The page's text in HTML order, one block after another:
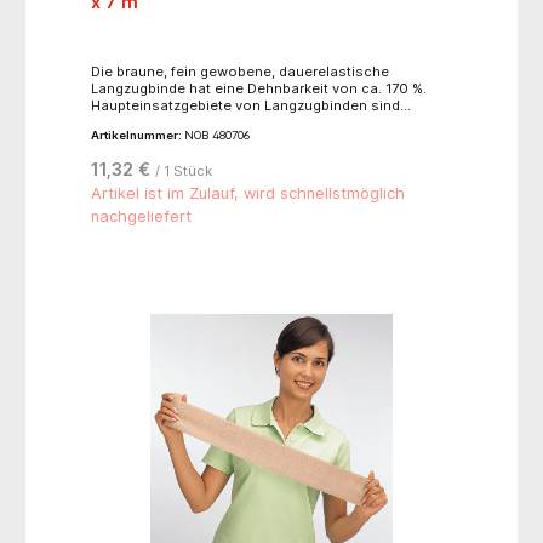
Die braune, fein gewobene, dauerelastische
Langzugbinde hat eine Dehnbarkeit von ca. 170 %.
Haupteinsatzgebiete von Langzugbinden sind
Erkrankungen der Muskeln und Gelenke etc. wie z.B.
phlebologischen Indikationen eingesetzt. Die Binde
ist gedehnt 7 m lang und einzeln in einer Schachtel
verpackt.
Artikelnummer: NOB 480706
11,32 € / 1 Stück
Artikel ist im Zulauf, wird schnellstmöglich
nachgeliefert